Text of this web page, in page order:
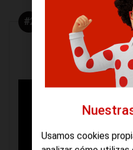
#2
Trilogía de
Usamos cookies